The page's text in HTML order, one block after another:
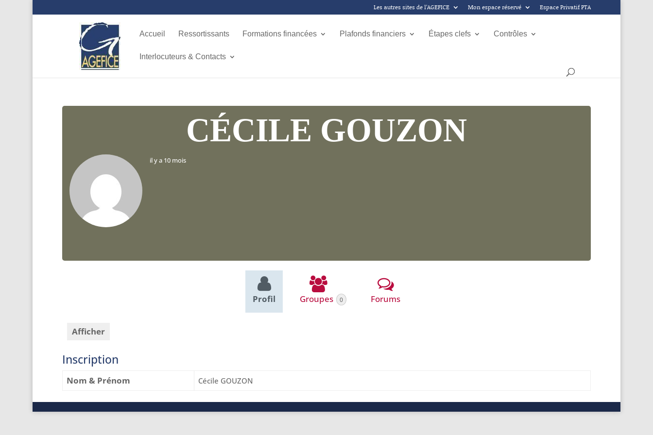
Les autres sites de l’AGEFICE Mon espace réservé Espace Privatif PTA
Accueil Ressortissants Formations financées Plafonds financiers Étapes clefs Contrôles
Interlocuteurs & Contacts
CÉCILE GOUZON
il y a 10 mois
Profil Groupes 0 Forums
Afficher
Inscription
Nom & Prénom Cécile GOUZON